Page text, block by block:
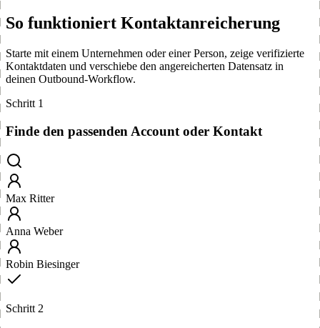
So funktioniert Kontaktanreicherung
Starte mit einem Unternehmen oder einer Person, zeige verifizierte
Kontaktdaten und verschiebe den angereicherten Datensatz in
deinen Outbound-Workflow.
Schritt 1
Finde den passenden Account oder Kontakt
Max Ritter
Anna Weber
Robin Biesinger
Schritt 2